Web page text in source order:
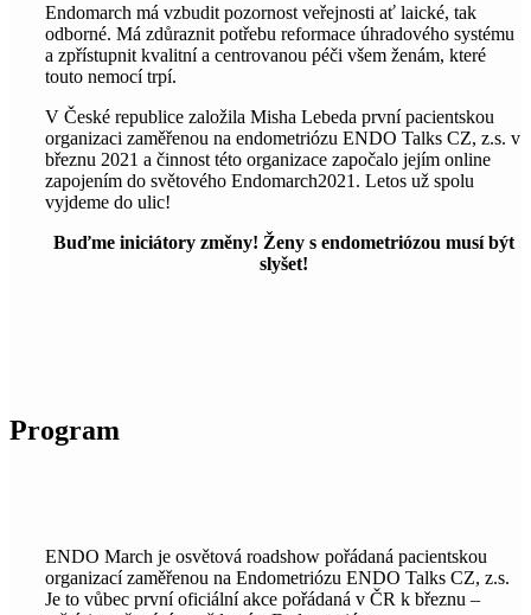
Endomarch má vzbudit pozornost veřejnosti ať laické, tak
odborné. Má zdůraznit potřebu reformace úhradového systému
a zpřístupnit kvalitní a centrovanou péči všem ženám, které
touto nemocí trpí.
V České republice založila Misha Lebeda první pacientskou
organizaci zaměřenou na endometriózu ENDO Talks CZ, z.s. v
březnu 2021 a činnost této organizace započalo jejím online
zapojením do světového Endomarch2021. Letos už spolu
vyjdeme do ulic!
Buďme iniciátory změny! Ženy s endometriózou musí být
slyšet!
Program
ENDO March je osvětová roadshow pořádaná pacientskou
organizací zaměřenou na Endometriózu ENDO Talks CZ, z.s.
Je to vůbec první oficiální akce pořádaná v ČR k březnu –